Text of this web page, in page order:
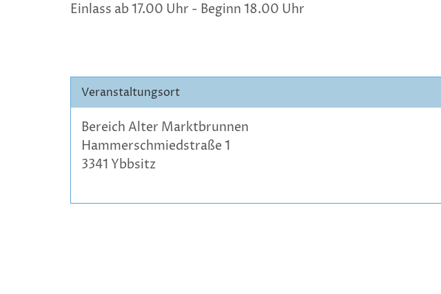
Einlass ab 17.00 Uhr - Beginn 18.00 Uhr
Veranstaltungsort
Bereich Alter Marktbrunnen
Hammerschmiedstraße 1
3341 Ybbsitz